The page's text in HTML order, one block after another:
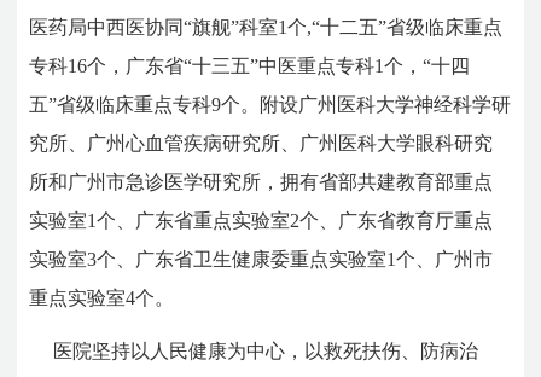
医药局中西医协同“旗舰”科室1个,“十二五”省级临床重点
专科16个，广东省“十三五”中医重点专科1个，“十四
五”省级临床重点专科9个。附设广州医科大学神经科学研
究所、广州心血管疾病研究所、广州医科大学眼科研究
所和广州市急诊医学研究所，拥有省部共建教育部重点
实验室1个、广东省重点实验室2个、广东省教育厅重点
实验室3个、广东省卫生健康委重点实验室1个、广州市
重点实验室4个。
医院坚持以人民健康为中心，以救死扶伤、防病治